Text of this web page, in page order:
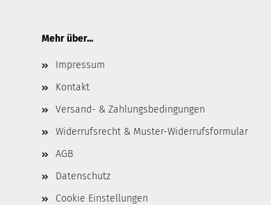
Mehr über...
Impressum
Kontakt
Versand- & Zahlungsbedingungen
Widerrufsrecht & Muster-Widerrufsformular
AGB
Datenschutz
Cookie Einstellungen